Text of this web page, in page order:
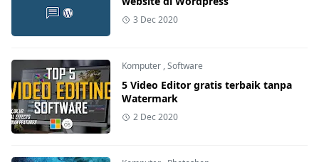
3 Dec 2020
Komputer,Software
5 Video Editor gratis terbaik tanpa
Watermark
2 Dec 2020